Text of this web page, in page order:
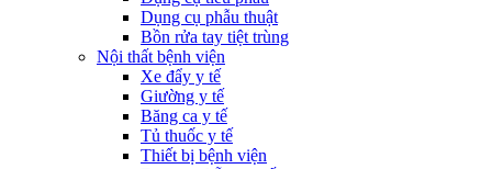
Dụng cụ phẫu thuật
Bồn rửa tay tiệt trùng
Nội thất bệnh viện
Xe đẩy y tế
Giường y tế
Băng ca y tế
Tủ thuốc y tế
Thiết bị bệnh viện